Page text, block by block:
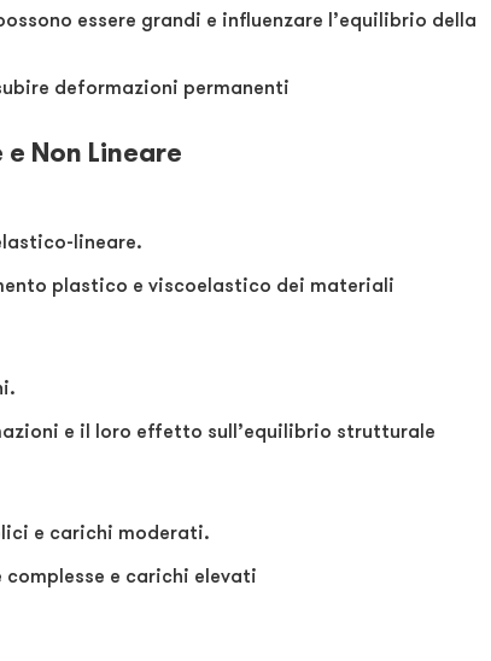
essere grandi e influenzare l’equilibrio della
deformazioni permanenti
Non Lineare
lineare.
plastico e viscoelastico dei materiali
e il loro effetto sull’equilibrio strutturale
e carichi moderati.
e carichi elevati